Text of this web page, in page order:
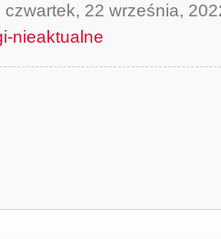
czwartek, 22 września,
nieaktualne